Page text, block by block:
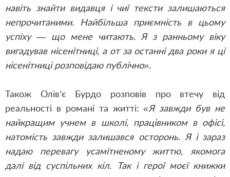
навіть знайти видавця і чиї тексти залишаються
непрочитаними. Найбільша приємність в цьому
успіху — що мене читають. Я з ранньому віку
вигадував нісенітниці, а от за останні два роки я ці
нісенітниці розповідаю публічно».
Також Олів’є Бурдо розповів про втечу від
реальності в романі та житті:«Я завжди був не
найкращим учнем в школі, працівником в офісі,
натомість завжди залишався осторонь. Я і зараз
надаю перевагу усамітненому життю, якомога
далі від суспільних кіл. Так і герої моєї книжки